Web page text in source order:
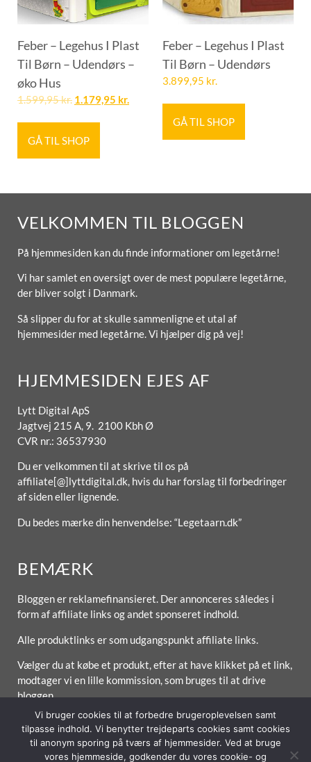
Feber – Legehus I Plast
Til Børn – Udendørs –
øko Hus
1.599,95kr. 1.179,95 kr.
GÅ TIL SHOP
Feber – Legehus I Plast
Til Børn – Udendørs
3.899,95 kr.
GÅ TIL SHOP
VELKOMMEN TIL BLOGGEN
På hjemmesiden kan du finde informationer om legetårne!
Vi har samlet en oversigt over de mest populære legetårne,
der bliver solgt i Danmark.
Så slipper du for at skulle sammenligne et utal af
hjemmesider med legetårne. Vi hjælper dig på vej!
HJEMMESIDEN EJES AF
Lytt Digital ApS
Jagtvej 215 A, 9. 2100 Kbh Ø
CVR nr.: 36537930
Du er velkommen til at skrive til os på
affiliate[@]lyttdigital.dk, hvis du har forslag til forbedringer
af siden eller lignende.
Du bedes mærke din henvendelse: “Legetaarn.dk”
BEMÆRK
Bloggen er reklamefinansieret. Der annonceres således i
form af affiliate links og andet sponseret indhold.
Alle produktlinks er som udgangspunkt affiliate links.
Vælger du at købe et produkt, efter at have klikket på et link,
modtager vi en lille kommission, som bruges til at drive
bloggen.
Forside Om / Kontakt Betingelser
Vi bruger cookies til at forbedre brugeroplevelsen samt
tilpasse indhold. Vi benytter trejdeparts cookies samt cookies
til anonym sporing på tværs af hjemmesider. Ved at bruge
vores hjemmeside, godkender du vores cookie- og